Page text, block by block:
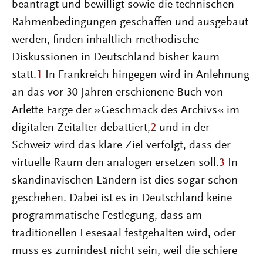
beantragt und bewilligt sowie die technischen
Rahmenbedingungen geschaffen und ausgebaut
werden, finden inhaltlich-methodische
Diskussionen in Deutschland bisher kaum
statt. 1 In Frankreich hingegen wird in Anlehnung
an das vor 30 Jahren erschienene Buch von
Arlette Farge der »Geschmack des Archivs« im
digitalen Zeitalter debattiert,2 und in der
Schweiz wird das klare Ziel verfolgt, dass der
virtuelle Raum den analogen ersetzen soll.3 In
skandinavischen Ländern ist dies sogar schon
geschehen. Dabei ist es in Deutschland keine
programmatische Festlegung, dass am
traditionellen Lesesaal festgehalten wird, oder
muss es zumindest nicht sein, weil die schiere